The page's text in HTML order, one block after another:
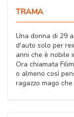
TRAMA
Una donna di 29
d'auto solo per
anni che è nobile
Ora chiamata
o almeno così
ragazzo mago